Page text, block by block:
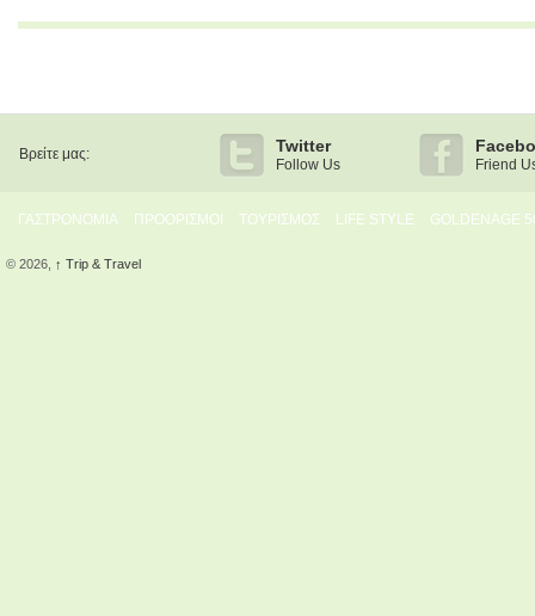
Βρείτε μας: Twitter
Follow Us Friend
ΓΑΣΤΡΟΝΟΜΙΑ ΠΡΟΟΡΙΣΜΟΙ ΤΟΥΡΙΣΜΟΣ LIFE STYLE GOLDENAGE
© 2026, ↑ Trip & Travel